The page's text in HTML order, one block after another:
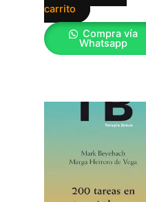
carrito
Compra vía
Whatsapp